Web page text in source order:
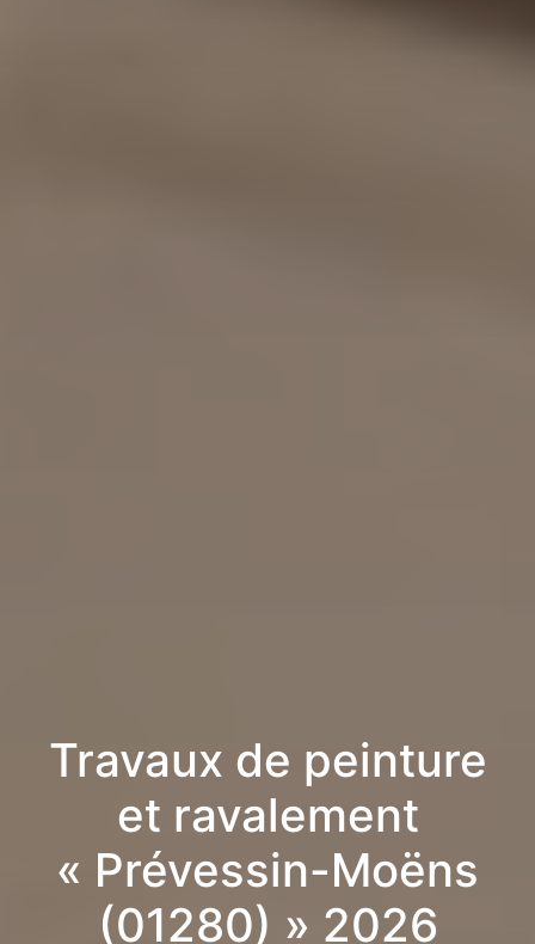
Travaux de peinture
et ravalement
« Prévessin-Moëns
(01280) » 2026